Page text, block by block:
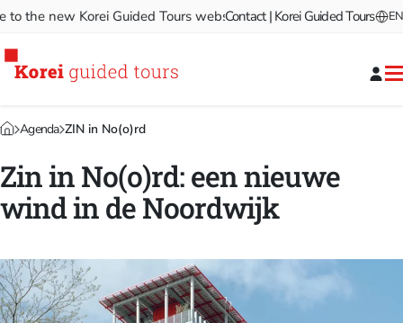
the new Korei Guided Tours website! Welcome to the new
Contact | Korei Guided Tours EN
Agenda ZIN in No(o)rd
Zin in No(o)rd: een nieuwe
wind in de Noordwijk